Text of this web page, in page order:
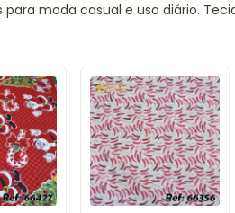
moda casual e uso diário.